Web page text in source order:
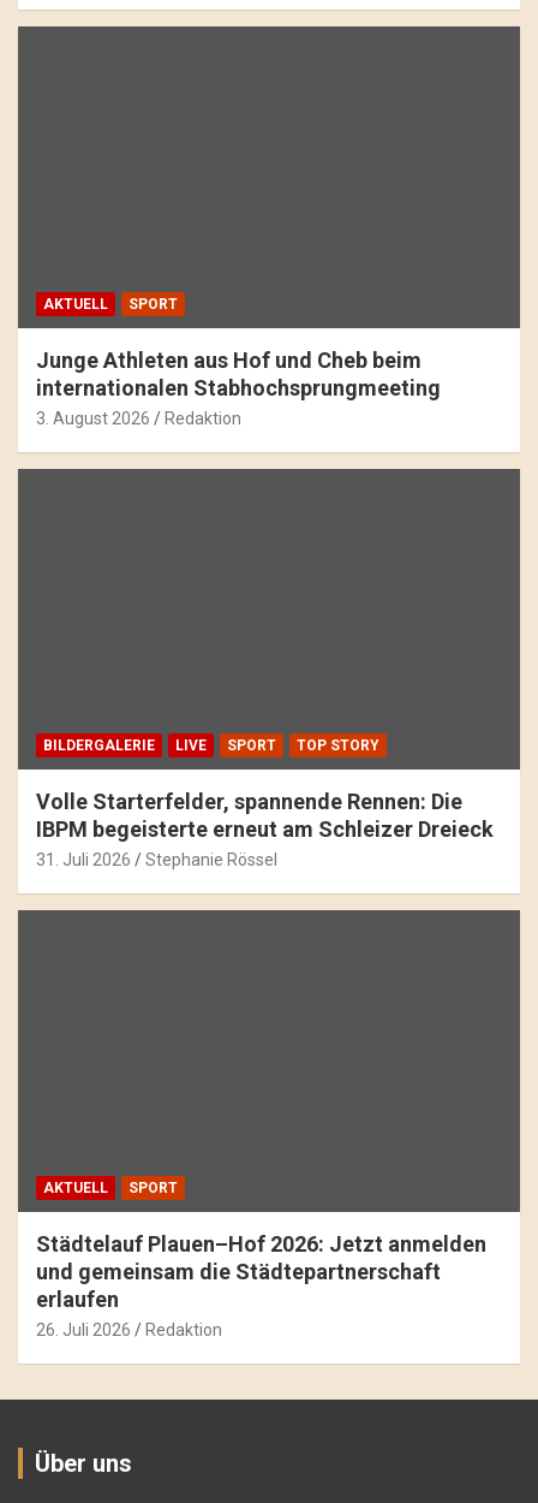
AKTUELL SPORT
Junge Athleten aus Hof und Cheb beim
internationalen Stabhochsprungmeeting
3. August 2026 Redaktion
BILDERGALERIE LIVE SPORT TOP STORY
Volle Starterfelder, spannende Rennen: Die
IBPM begeisterte erneut am Schleizer Dreieck
31. Juli 2026 Stephanie Rössel
AKTUELL SPORT
Städtelauf Plauen–Hof 2026: Jetzt anmelden
und gemeinsam die Städtepartnerschaft
erlaufen
26. Juli 2026 Redaktion
Über uns